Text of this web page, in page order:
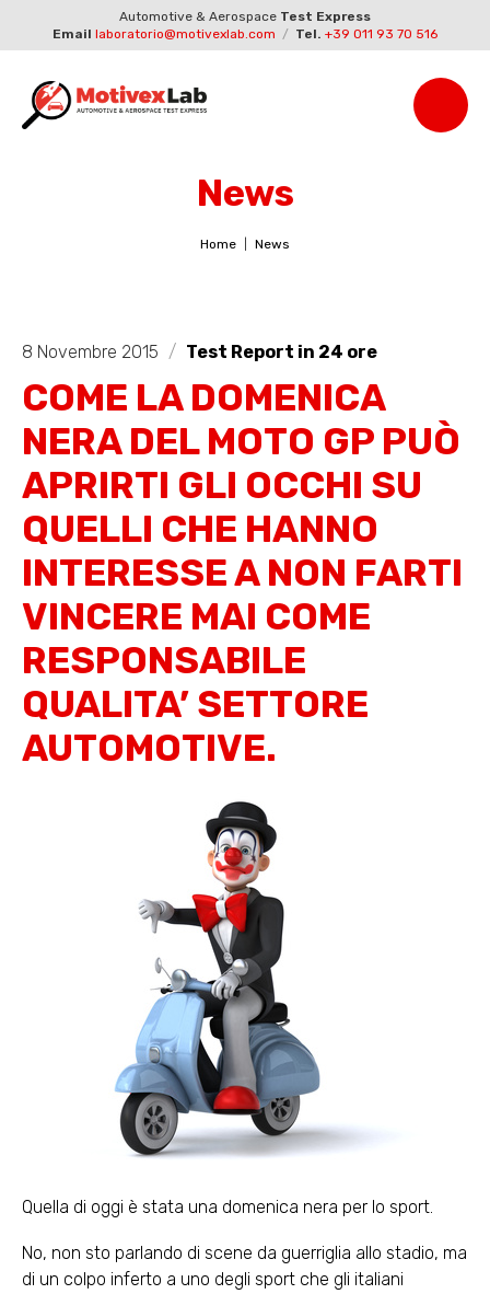
Automotive & Aerospace Test Express
Email laboratorio@motivexlab.com / Tel. +39 011 93 70 516
News
Home News
8 Novembre 2015 / Test Report in 24 ore
COME LA DOMENICA
NERA DEL MOTO GP PUÒ
APRIRTI GLI OCCHI SU
QUELLI CHE HANNO
INTERESSE A NON FARTI
VINCERE MAI COME
RESPONSABILE
QUALITA’ SETTORE
AUTOMOTIVE.
Quella di oggi è stata una domenica nera per lo sport.
No, non sto parlando di scene da guerriglia allo stadio, ma
di un colpo inferto a uno degli sport che gli italiani